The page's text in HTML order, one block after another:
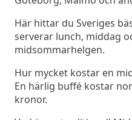
Här hittar du Sveriges
serverar lunch, middag
midsommarhelgen.
Hur mycket kostar en
En härlig buffé kostar
kronor.